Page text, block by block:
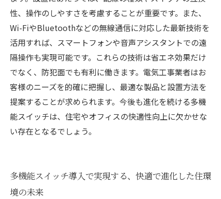
性、操作のしやすさを考慮することが重要です。また、
Wi-FiやBluetoothなどの無線通信に対応した最新技術を
活用すれば、スマートフォンや音声アシスタントでの遠
隔操作も実現可能です。これらの技術は省エネ効果だけ
でなく、防犯面でも有利に働きます。電気工事業者はお
客様のニーズを的確に把握し、最適な製品と設置方法を
提案することが求められます。今後も進化を続ける多機
能スイッチは、住宅やオフィスの快適性向上に欠かせな
い存在となるでしょう。
多機能スイッチ導入で実現する、快適で進化した住環
境の未来